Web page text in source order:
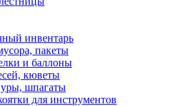
инвентарь
пакеты
и баллоны
кюветы
шпагаты
для инструментов